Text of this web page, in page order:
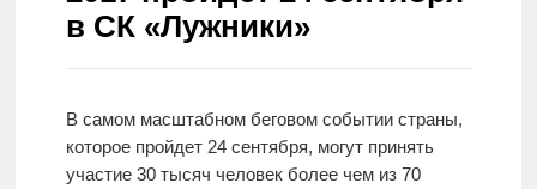
в СК «Лужники»
В самом масштабном беговом событии страны,
которое пройдет 24 сентября, могут принять
участие 30 тысяч человек более чем из 70